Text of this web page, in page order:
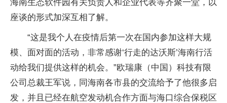
海南生态软件园有关负责人和企业代表等齐聚一堂，以
座谈的形式加深互相了解。
“这是我个人在疫情后第一次在国内参加这样大规
模、面对面的活动，非常感谢‘行走的达沃斯’海南行活
动给我们提供这样的机会。”欧瑞康（中国）科技有限
公司总裁王军说，同海南各市县的交流给予了他很多启
发，并且已经在航空发动机合作方面与海口综合保税区